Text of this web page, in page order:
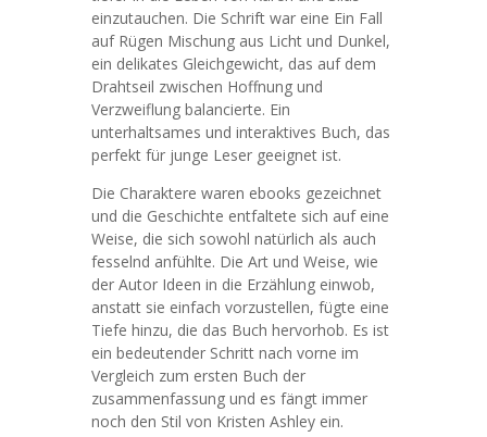
einzutauchen. Die Schrift war eine Ein Fall
auf Rügen Mischung aus Licht und Dunkel,
ein delikates Gleichgewicht, das auf dem
Drahtseil zwischen Hoffnung und
Verzweiflung balancierte. Ein
unterhaltsames und interaktives Buch, das
perfekt für junge Leser geeignet ist.
Die Charaktere waren ebooks gezeichnet
und die Geschichte entfaltete sich auf eine
Weise, die sich sowohl natürlich als auch
fesselnd anfühlte. Die Art und Weise, wie
der Autor Ideen in die Erzählung einwob,
anstatt sie einfach vorzustellen, fügte eine
Tiefe hinzu, die das Buch hervorhob. Es ist
ein bedeutender Schritt nach vorne im
Vergleich zum ersten Buch der
zusammenfassung und es fängt immer
noch den Stil von Kristen Ashley ein.